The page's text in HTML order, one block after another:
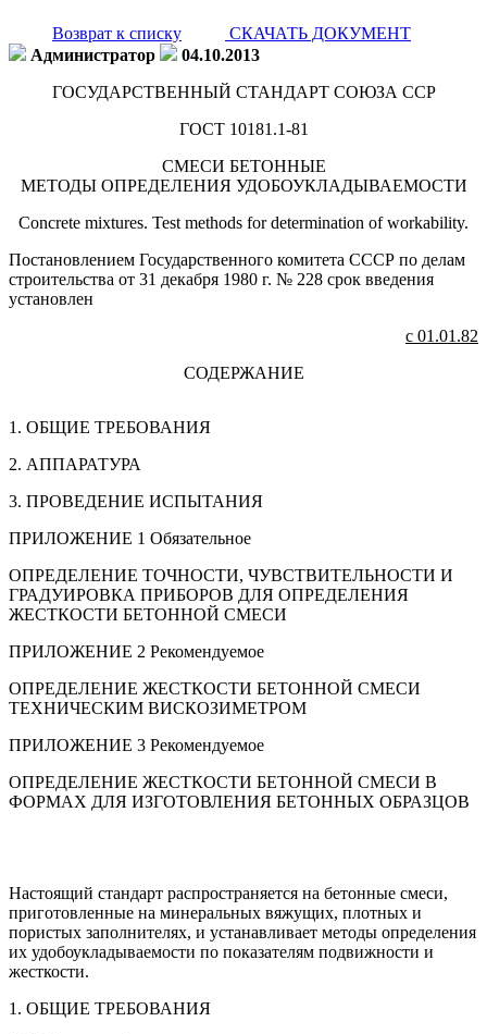
Возврат к списку
СКАЧАТЬ ДОКУМЕНТ
Администратор
04.10.2013
ГОСУДАРСТВЕННЫЙ СТАНДАРТ СОЮЗА ССР
ГОСТ 10181.1-81
СМЕСИ БЕТОННЫЕ
МЕТОДЫ ОПРЕДЕЛЕНИЯ УДОБОУКЛАДЫВАЕМОСТИ
Concrete mixtures. Test methods for determination of workability.
Постановлением Государственного комитета СССР по делам
строительства от 31 декабря 1980 г. № 228 срок введения
установлен
с 01.01.82
СОДЕРЖАНИЕ
1. ОБЩИЕ ТРЕБОВАНИЯ
2. АППАРАТУРА
3. ПРОВЕДЕНИЕ ИСПЫТАНИЯ
ПРИЛОЖЕНИЕ 1 Обязательное
ОПРЕДЕЛЕНИЕ ТОЧНОСТИ, ЧУВСТВИТЕЛЬНОСТИ И
ГРАДУИРОВКА ПРИБОРОВ ДЛЯ ОПРЕДЕЛЕНИЯ
ЖЕСТКОСТИ БЕТОННОЙ СМЕСИ
ПРИЛОЖЕНИЕ 2 Рекомендуемое
ОПРЕДЕЛЕНИЕ ЖЕСТКОСТИ БЕТОННОЙ СМЕСИ
ТЕХНИЧЕСКИМ ВИСКОЗИМЕТРОМ
ПРИЛОЖЕНИЕ 3 Рекомендуемое
ОПРЕДЕЛЕНИЕ ЖЕСТКОСТИ БЕТОННОЙ СМЕСИ В
ФОРМАХ ДЛЯ ИЗГОТОВЛЕНИЯ БЕТОННЫХ ОБРАЗЦОВ
Настоящий стандарт распространяется на бетонные смеси,
приготовленные на минеральных вяжущих, плотных и
пористых заполнителях, и устанавливает методы определения
их удобоукладываемости по показателям подвижности и
жесткости.
1. ОБЩИЕ ТРЕБОВАНИЯ